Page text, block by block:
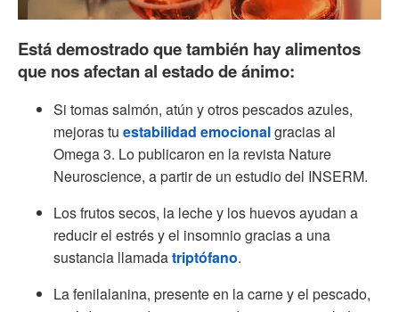
Está demostrado que también hay alimentos
que nos afectan al estado de ánimo:
Si tomas salmón, atún y otros pescados azules,
mejoras tu estabilidad emocionalgracias al
Omega 3. Lo publicaron en la revista Nature
Neuroscience, a partir de un estudio del INSERM.
Los frutos secos, la leche y los huevos ayudan a
reducir el estrés y el insomnio gracias a una
sustancia llamadatriptófano.
La fenilalanina, presente en la carne y el pescado,